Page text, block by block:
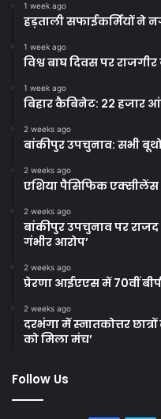
1 week ago
हड़ताली सफाईकर्मियों ने
1 week ago
विश्व बाघ दिवस पर
1 week ago
बिहार कैबिनेट: 22 हजार
2 weeks ago
बांकीपुर उपचुनाव: सभी
2 weeks ago
एशिया पैसिफिक एक्सीलेंस
2 weeks ago
बांकीपुर उपचुनाव पर
गंभीर आरोप’
2 weeks ago
प्रेरणा आईएएस में 70वीं
2 weeks ago
दरभंगा में स्नातकोत्तर
को मिला मंच’
Follow Us